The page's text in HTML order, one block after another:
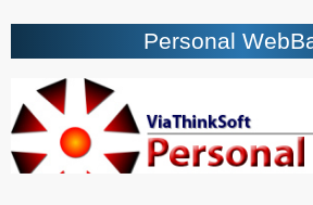
Personal